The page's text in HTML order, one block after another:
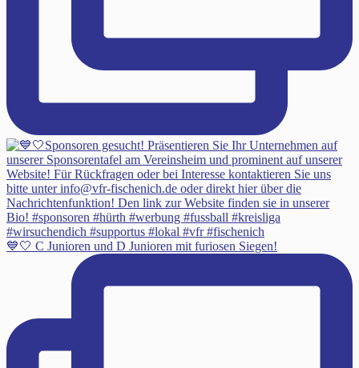
💙🤍 C Junioren und D Junioren mit furiosen Siegen!